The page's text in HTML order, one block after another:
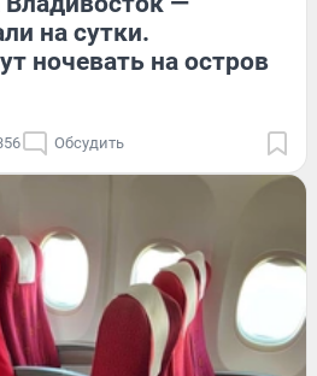
на сутки.
ночевать на остров
Обсудить